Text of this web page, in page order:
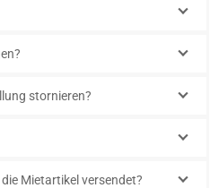
stornieren?
Mietartikel versendet?